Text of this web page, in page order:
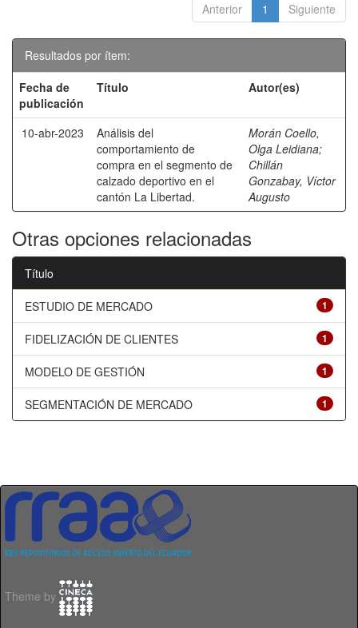
Anterior 1 Siguiente
Resultados por ítem:
Fecha de
publicación
Título Autor(es)
10-abr-2023
Análisis del
comportamiento de
compra en el segmento de
calzado deportivo en el
cantón La Libertad.
Morán Coello,
Olga Leidiana;
Chillán
Gonzabay, Víctor
Augusto
Otras opciones relacionadas
Título
1
ESTUDIO DE MERCADO
1
FIDELIZACIÓN DE CLIENTES
1
MODELO DE GESTIÓN
1
SEGMENTACIÓN DE MERCADO
Theme by